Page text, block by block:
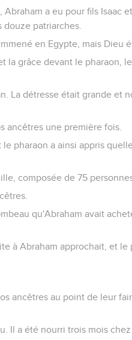
a eu pour fils Isaac
patriarches.
en Egypte, mais Dieu
la grâce devant le pharaon,
La détresse était grande et
ancêtres une première fois.
pharaon a ainsi appris
composée de 75
qu'Abraham avait
à Abraham approchait, et le
ancêtres au point de leur
Il a été nourri trois mois